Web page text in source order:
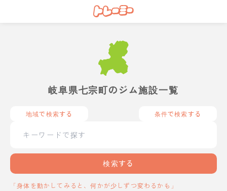
岐阜県七宗町のジム施設一覧
地域で検索する 条件で検索する
検索する
「身体を動かしてみると、何かが少しずつ変わるかも」